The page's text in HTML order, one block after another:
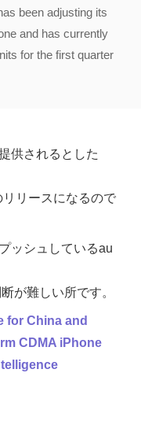
been adjusting its
and has currently
for the first quarter
供されるとした
リースになるので
ッシュしているau
が難しい所です。
for China and
CDMA iPhone